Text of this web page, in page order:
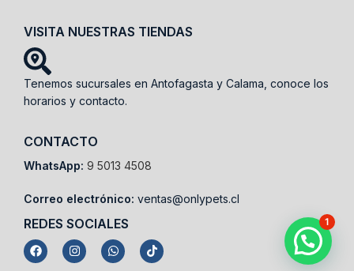
VISITA NUESTRAS TIENDAS
Tenemos sucursales en Antofagasta y Calama, conoce los
horarios y contacto.
CONTACTO
WhatsApp: 9 5013 4508
Correo electrónico: ventas@onlypets.cl
REDES SOCIALES 1